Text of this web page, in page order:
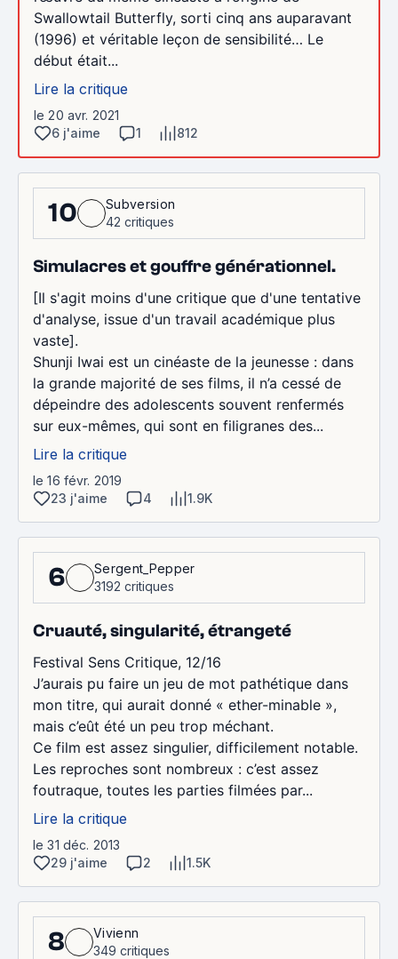
Swallowtail Butterfly, sorti cinq ans auparavant
(1996) et véritable leçon de sensibilité… Le
début était...
Lire la critique
le 20 avr. 2021
6 j'aime
1 812
10
Subversion
42 critiques
Simulacres et gouffre générationnel.
[Il s'agit moins d'une critique que d'une tentative
d'analyse, issue d'un travail académique plus
vaste].
Shunji Iwai est un cinéaste de la jeunesse : dans
la grande majorité de ses films, il n’a cessé de
dépeindre des adolescents souvent renfermés
sur eux-mêmes, qui sont en filigranes des...
Lire la critique
le 16 févr. 2019
23 j'aime
4 1.9K
6
Sergent_Pepper
3192 critiques
Cruauté, singularité, étrangeté
Festival Sens Critique, 12/16
J’aurais pu faire un jeu de mot pathétique dans
mon titre, qui aurait donné « ether-minable »,
mais c’eût été un peu trop méchant.
Ce film est assez singulier, difficilement notable.
Les reproches sont nombreux : c’est assez
foutraque, toutes les parties filmées par...
Lire la critique
le 31 déc. 2013
29 j'aime
2 1.5K
8
Vivienn
349 critiques